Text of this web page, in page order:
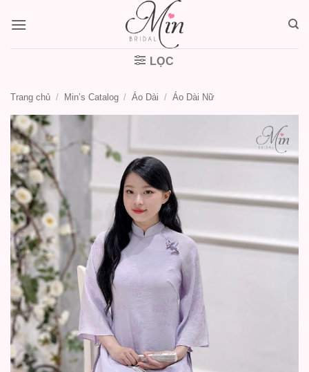
qua
LỌC
Trang chủ / Min’s Catalog / Áo Dài / Áo Dài Nữ